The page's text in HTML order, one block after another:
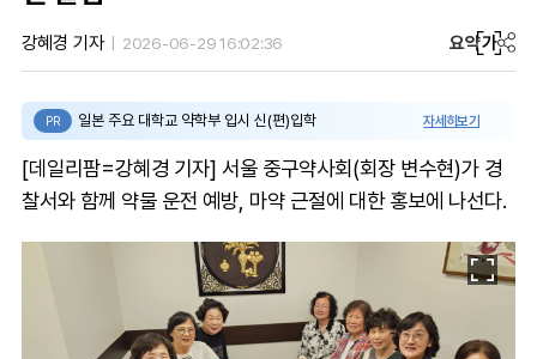
강혜경 기자 2026-06-29 16:02:36 요약가
PR 일본 주요 대학교 약학부 입시 신(편)입학 자세히보기
[데일리팜=강혜경 기자] 서울 중구약사회(회장 변수현)가 경
찰서와 함께 약물 운전 예방, 마약 근절에 대한 홍보에 나선다.